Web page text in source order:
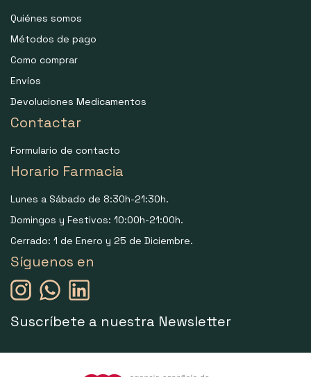
Quiénes somos
Métodos de pago
Como comprar
Envíos
Devoluciones Medicamentos
Contactar
Formulario de contacto
Horario Farmacia
Lunes a Sábado de 8:30h-21:30h.
Domingos y Festivos: 10:00h-21:00h.
Cerrado: 1 de Enero y 25 de Diciembre.
Síguenos en
Suscríbete a nuestra Newsletter